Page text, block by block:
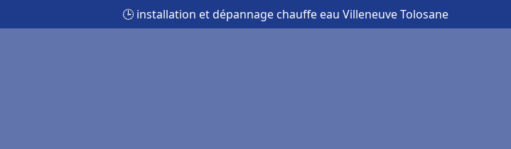
🕒 installation et dépannage chauffe eau Villeneuve Tolosane